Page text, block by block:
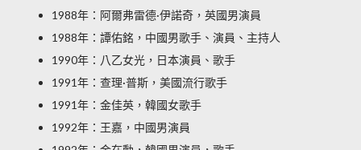
1988年：阿爾弗雷德·伊諾奇，英國男演員
1988年：譚佑銘，中國男歌手、演員、主持人
1990年：八乙女光，日本演員、歌手
1991年：查理·普斯，美國流行歌手
1991年：金佳英，韓國女歌手
1992年：王嘉，中國男演員